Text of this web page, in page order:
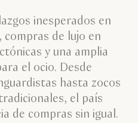
inesperados en
de lujo en
y una amplia
el ocio. Desde
hasta zocos
el país
de compras sin igual.